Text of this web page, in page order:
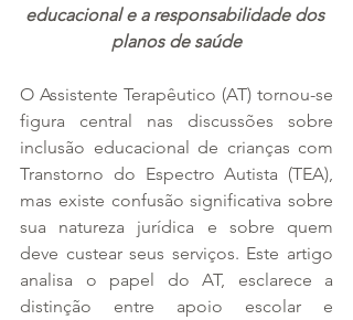
educacional e a responsabilidade dos
planos de saúde
O Assistente Terapêutico (AT) tornou-se
figura central nas discussões sobre
inclusão educacional de crianças com
Transtorno do Espectro Autista (TEA),
mas existe confusão significativa sobre
sua natureza jurídica e sobre quem
deve custear seus serviços. Este artigo
analisa o papel do AT, esclarece a
distinção entre apoio escolar e